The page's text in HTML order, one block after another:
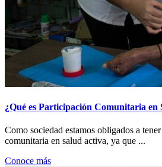
¿Qué es Participación Comunitaria en
Como sociedad estamos obligados a
comunitaria en salud activa, ya que ...
Conoce más